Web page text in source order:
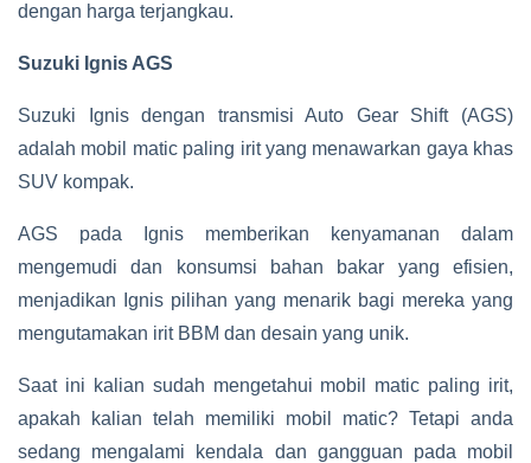
dengan harga terjangkau.
Suzuki Ignis AGS
Suzuki Ignis dengan transmisi Auto Gear Shift (AGS)
adalah mobil matic paling irit yang menawarkan gaya khas
SUV kompak.
AGS pada Ignis memberikan kenyamanan dalam
mengemudi dan konsumsi bahan bakar yang efisien,
menjadikan Ignis pilihan yang menarik bagi mereka yang
mengutamakan irit BBM dan desain yang unik.
Saat ini kalian sudah mengetahui mobil matic paling irit,
apakah kalian telah memiliki mobil matic? Tetapi anda
sedang mengalami kendala dan gangguan pada mobil